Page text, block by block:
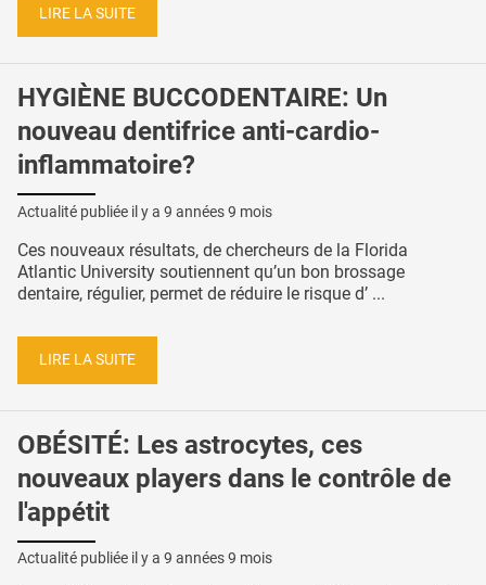
LIRE LA SUITE
HYGIÈNE BUCCODENTAIRE: Un
nouveau dentifrice anti-cardio-
inflammatoire?
Actualité publiée il y a 9 années 9 mois
Ces nouveaux résultats, de chercheurs de la Florida
Atlantic University soutiennent qu’un bon brossage
dentaire, régulier, permet de réduire le risque d’ ...
LIRE LA SUITE
OBÉSITÉ: Les astrocytes, ces
nouveaux players dans le contrôle de
l'appétit
Actualité publiée il y a 9 années 9 mois